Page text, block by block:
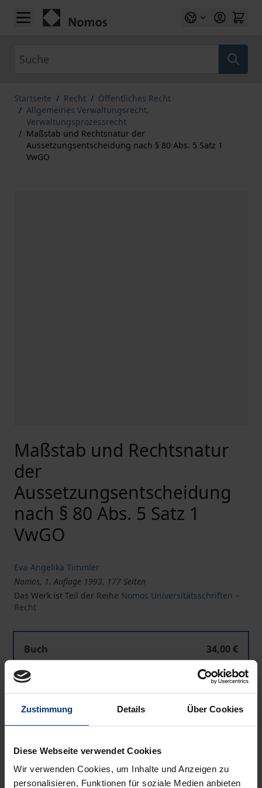
Zustimmung Details Über Cookies
Diese Webseite verwendet Cookies
Wir verwenden Cookies, um Inhalte und Anzeigen zu
personalisieren, Funktionen für soziale Medien anbieten
Zum Inhalt springen
Startseite / Recht / Öffentliches Recht
/ Allgemeines Verwaltungsrecht,
Verwaltungsprozessrecht
/ Maßstab und Rechtsnatur der
Aussetzungsentscheidung nach § 80 Abs. 5 Satz 1
VwGO
Maßstab und Rechtsnatur
der
Aussetzungsentscheidung
nach § 80 Abs. 5 Satz 1
VwGO
Eva-Angelika Timmler
Nomos, 1. Auflage 1993, 177 Seiten
Das Werk ist Teil der Reihe Nomos Universitätsschriften –
Recht
Buch
34,00 €
ISBN 978-3-7890-3049-9
Nicht lieferbar
Zur Wunschliste hinzufügen
Hinweise zu Versandkosten